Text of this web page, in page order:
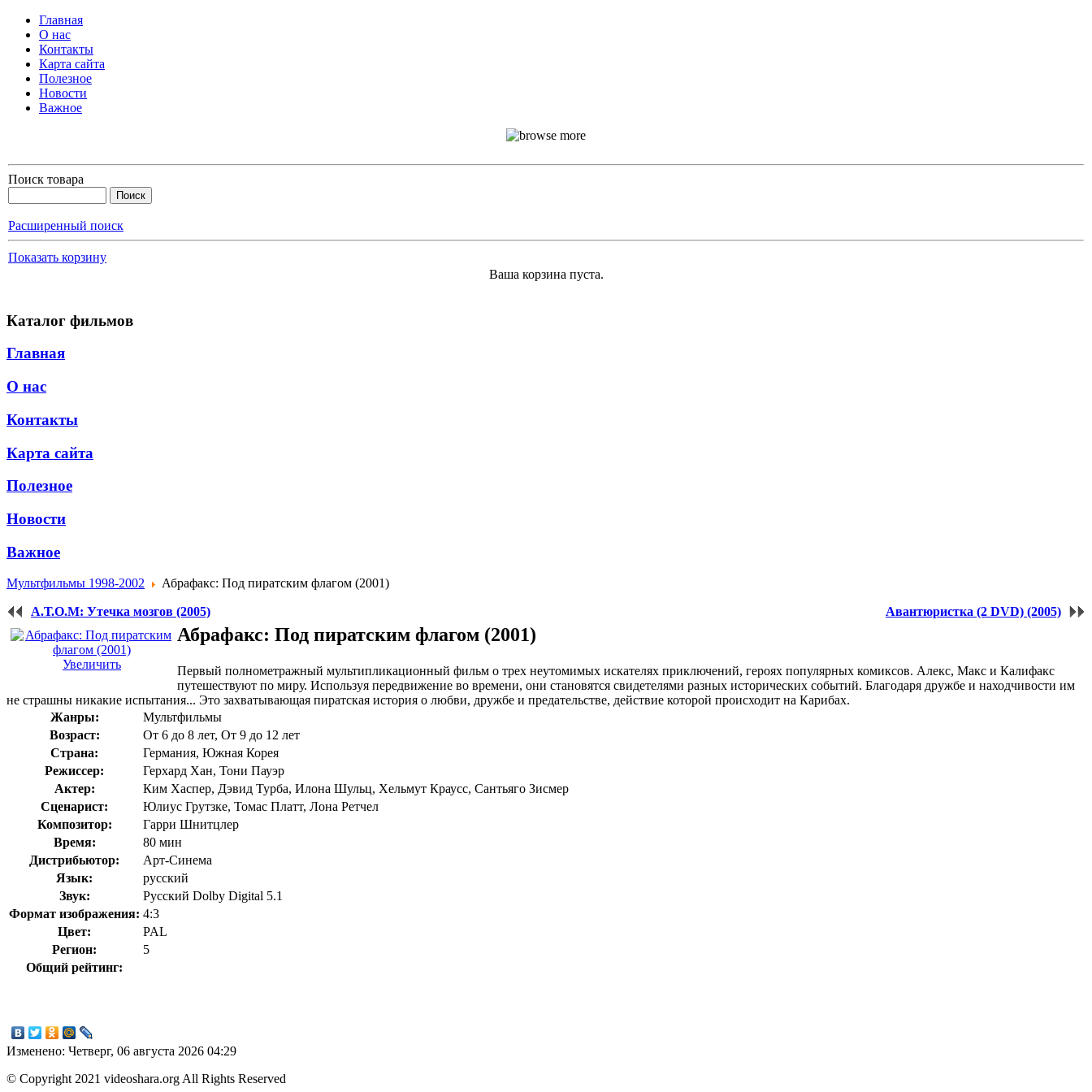
Главная
О нас
Контакты
Карта сайта
Полезное
Новости
Важное
Поиск товара
Расширенный поиск
Показать корзину
Ваша корзина пуста.
Каталог фильмов
Главная
О нас
Контакты
Карта сайта
Полезное
Новости
Важное
Мультфильмы 1998-2002 Абрафакс: Под пиратским флагом (2001)
А.Т.О.М: Утечка мозгов (2005) Авантюристка (2 DVD) (2005)
Увеличить
Абрафакс: Под пиратским флагом (2001)
Первый полнометражный мультипликационный фильм о трех неутомимых искателях приключений, героях популярных комиксов. Алекс, Макс и Калифакс
путешествуют по миру. Используя передвижение во времени, они становятся свидетелями разных исторических событий. Благодаря дружбе и находчивости им
не страшны никакие испытания... Это захватывающая пиратская история о любви, дружбе и предательстве, действие которой происходит на Карибах.
Жанры:
Мультфильмы
Возраст:
От 6 до 8 лет, От 9 до 12 лет
Страна:
Германия, Южная Корея
Режиссер:
Герхард Хан, Тони Пауэр
Актер:
Ким Хаспер, Дэвид Турба, Илона Шульц, Хельмут Краусс, Сантьяго Зисмер
Сценарист:
Юлиус Грутзке, Томас Платт, Лона Ретчел
Композитор:
Гарри Шнитцлер
Время:
80 мин
Дистрибьютор:
Арт-Синема
Язык:
русский
Звук:
Русский Dolby Digital 5.1
Формат изображения: 4:3
Цвет:
PAL
Регион:
5
Общий рейтинг:
Изменено: Четверг, 06 августа 2026 04:29
© Copyright 2021 videoshara.org All Rights Reserved